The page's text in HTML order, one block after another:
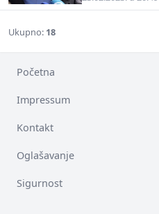
Ukupno: 18
Početna
Impressum
Kontakt
Oglašavanje
Sigurnost